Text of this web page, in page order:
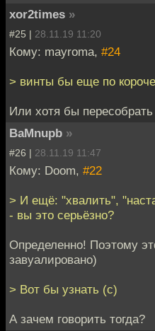
xor2times »
#25 | 28.11.19 11:20
Кому: mayroma, #24
> винты бы еще по
Или хотя бы
BaMnupb »
#26 | 28.11.19 11:47
Кому: Doom, #22
> И ещё: "хвалить",
- вы это серьёзно?
Определенно! Поэтому
завуалировано)
> Вот бы узнать (с)
А зачем говорить тогда?